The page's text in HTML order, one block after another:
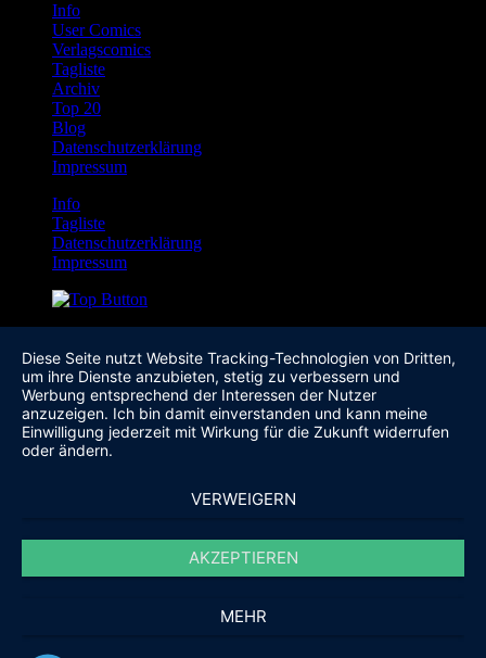
Info
User Comics
Verlagscomics
Tagliste
Archiv
Top 20
Blog
Datenschutzerklärung
Impressum
Info
Tagliste
Datenschutzerklärung
Impressum
Diese Seite nutzt Website Tracking-Technologien von Dritten,
um ihre Dienste anzubieten, stetig zu verbessern und
Werbung entsprechend der Interessen der Nutzer
anzuzeigen. Ich bin damit einverstanden und kann meine
Einwilligung jederzeit mit Wirkung für die Zukunft widerrufen
oder ändern.
VERWEIGERN
AKZEPTIEREN
MEHR